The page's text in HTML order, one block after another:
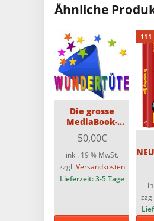
Ähnliche
Die grosse
MediaBook-
Wundertüte mit
3 MediaBooks
50,00€
inkl. 19 % MwSt.
zzgl. Versandkosten
Lieferzeit:3-5 Tage
111